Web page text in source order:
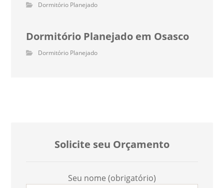
Dormitório Planejado
Dormitório Planejado em Osasco
Dormitório Planejado
Solicite seu Orçamento
Seu nome (obrigatório)